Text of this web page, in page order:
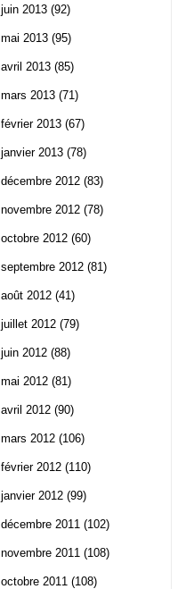
juin 2013 (92)
mai 2013 (95)
avril 2013 (85)
mars 2013 (71)
février 2013 (67)
janvier 2013 (78)
décembre 2012 (83)
novembre 2012 (78)
octobre 2012 (60)
septembre 2012 (81)
août 2012 (41)
juillet 2012 (79)
juin 2012 (88)
mai 2012 (81)
avril 2012 (90)
mars 2012 (106)
février 2012 (110)
janvier 2012 (99)
décembre 2011 (102)
novembre 2011 (108)
octobre 2011 (108)